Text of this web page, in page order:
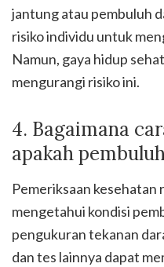
jantung atau pembuluh
risiko individu untuk
Namun, gaya hidup
mengurangi risiko ini.
4. Bagaimana
apakah
Pemeriksaan
mengetahui kondisi
pengukuran tekanan
dan tes lainnya dapat